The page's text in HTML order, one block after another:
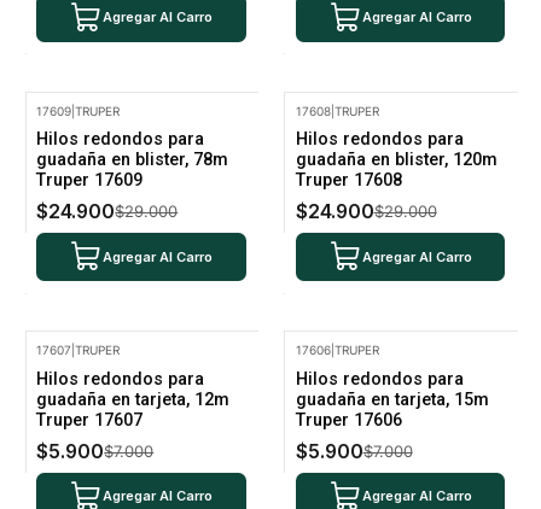
Agregar Al Carro Agregar Al Carro
17609 |TRUPER
Hilos redondos para
guadaña en blister, 78m
Truper 17609
$24.900$29.000
Agregar Al Carro
17608| TRUPER
Hilos redondos para
guadaña en blister, 120m
Truper 17608
$24.900$29.000
Agregar Al Carro
17607 |TRUPER
Hilos redondos para
guadaña en tarjeta, 12m
Truper 17607
$5.900$7.000
Agregar Al Carro
17606| TRUPER
Hilos redondos para
guadaña en tarjeta, 15m
Truper 17606
$5.900$7.000
Agregar Al Carro